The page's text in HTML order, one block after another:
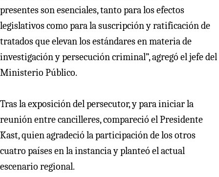
presentes son esenciales, tanto para los efectos
legislativos como para la suscripción y ratificación de
tratados que elevan los estándares en materia de
investigación y persecución criminal”, agregó el jefe del
Ministerio Público.
Tras la exposición del persecutor, y para iniciar la
reunión entre cancilleres, compareció el Presidente
Kast, quien agradeció la participación de los otros
cuatro países en la instancia y planteó el actual
escenario regional.